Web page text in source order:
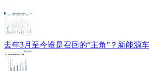
去年3月至今谁是召回的“主角”？新能源